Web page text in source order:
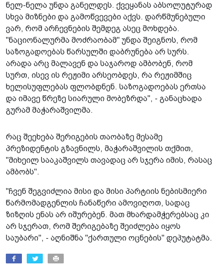
ნელ-ნელა უნდა განელდეს. ქვეყანას აბსოლუტურად
სხვა მიზნები და გამოწვევები აქვს. დარწმუნებული
ვარ, რომ არჩევნების შემდეგ ასეც მოხდება.
"ნაციონალურმა მოძრაობამ" უნდა შეიგნოს, რომ
საზოგადოებას წარსულში დაბრუნება არ სურს.
არადა არც მალავენ და საჯაროდ ამბობენ, რომ
სურთ, ისევ ის რეჟიმი არსეობდეს, რა რეჟიმშიც
ხელისუფლებას ფლობდნენ. საზოგადოებას ერთსა
და იმავე წრეზე სიარული მობეზრდა", - განაცხადა
გურამ მაჭარაშვილმა.
რაც შეეხება შერიგების თაობაზე მესამე
პრეზიდენტის გზავნილს, მაჭარაშვილის თქმით,
"მიხეილ სააკაშვილს თავადაც არ სჯერა იმის, რასაც
ამბობს".
"ჩვენ შეგვიძლია მისი და მისი პარტიის ნებისმიერი
წარმომადგენლის ჩანაწერი ამოვიღოთ, სადაც
ზიზღის ენას არ იშურებენ. მათ მხარდამჭერებსაც კი
არ სჯერათ, რომ შერიგებაზე შეიძლება იყოს
საუბარი", - აღნიშნა "ქართული ოცნების" დეპუტატმა.